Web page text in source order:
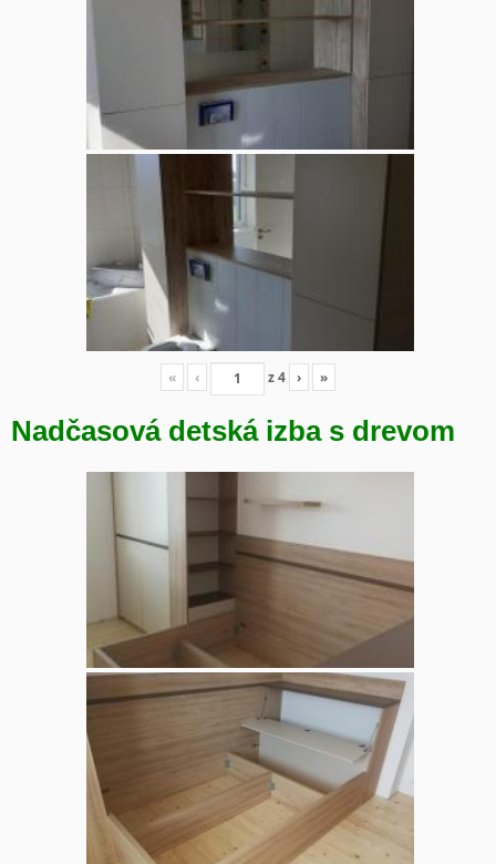
« ‹ z4 › »
Nadčasová detská izba s drevom